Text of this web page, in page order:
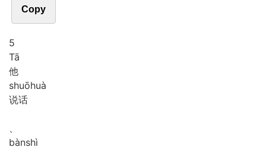
Copy
5
Tā
他
shuōhuà
说话
、
bànshì